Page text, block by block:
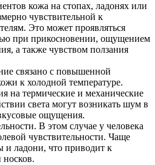
кожа на стопах, ладонях или
чувствительной к
Это может проявляться
при прикосновении, ощущением
а также чувством ползания
связано с повышенной
к холодной температуре.
на термические и механические
света могут возникать шум в
ощущения.
В этом случае у человека
чувствительности. Чаще
и ладони, что приводит к
носков.